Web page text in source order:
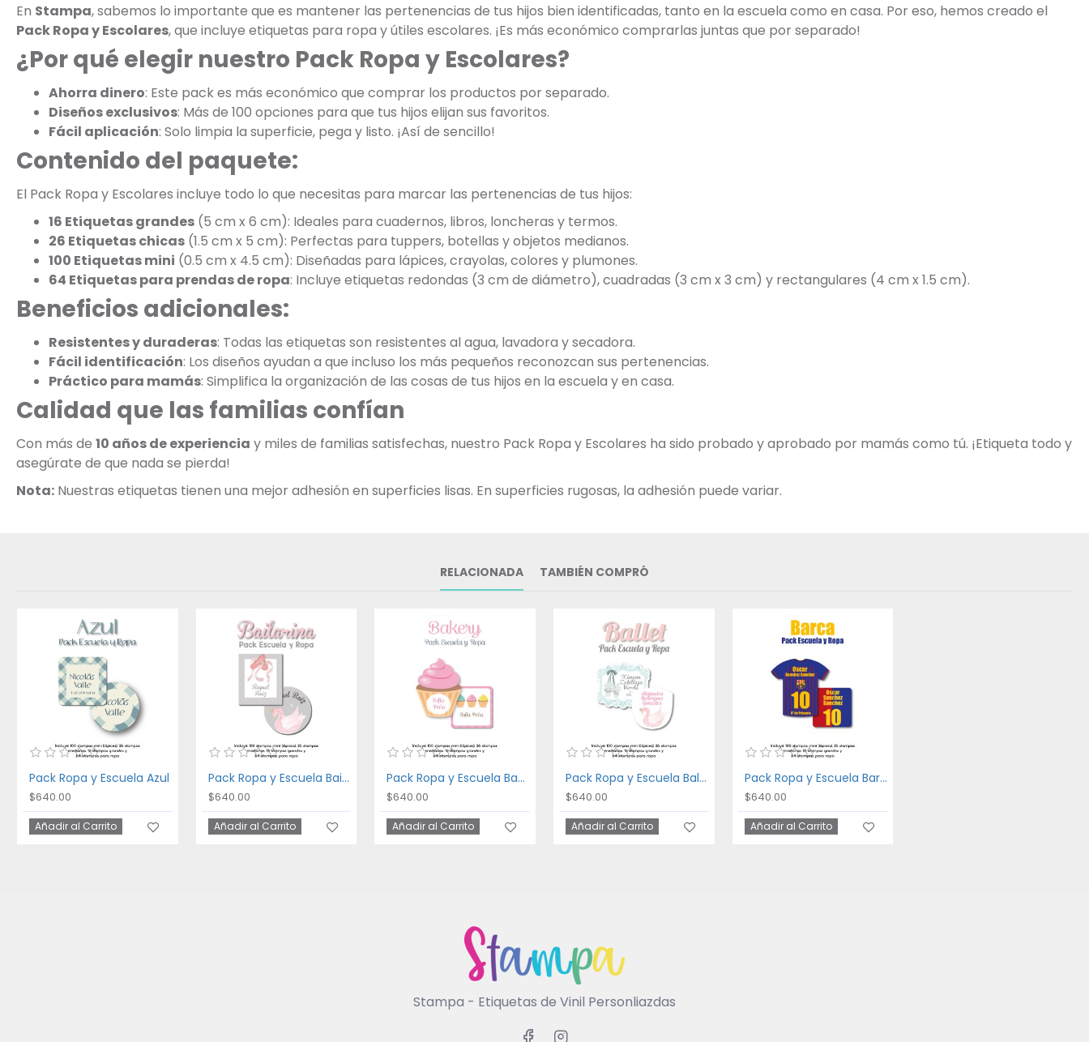
En Stampa, sabemos lo importante que es mantener las pertenencias de tus hijos bien identificadas, tanto en la escuela como en casa. Por eso, hemos creado el
Pack Ropa y Escolares, que incluye etiquetas para ropa y útiles escolares. ¡Es más económico comprarlas juntas que por separado!
¿Por qué elegir nuestro Pack Ropa y Escolares?
Ahorra dinero: Este pack es más económico que comprar los productos por separado.
Diseños exclusivos: Más de 100 opciones para que tus hijos elijan sus favoritos.
Fácil aplicación: Solo limpia la superficie, pega y listo. ¡Así de sencillo!
Contenido del paquete:
El Pack Ropa y Escolares incluye todo lo que necesitas para marcar las pertenencias de tus hijos:
16 Etiquetas grandes (5 cm x 6 cm): Ideales para cuadernos, libros, loncheras y termos.
26 Etiquetas chicas (1.5 cm x 5 cm): Perfectas para tuppers, botellas y objetos medianos.
100 Etiquetas mini (0.5 cm x 4.5 cm): Diseñadas para lápices, crayolas, colores y plumones.
64 Etiquetas para prendas de ropa: Incluye etiquetas redondas (3 cm de diámetro), cuadradas (3 cm x 3 cm) y rectangulares (4 cm x 1.5 cm).
Beneficios adicionales:
Resistentes y duraderas: Todas las etiquetas son resistentes al agua, lavadora y secadora.
Fácil identificación: Los diseños ayudan a que incluso los más pequeños reconozcan sus pertenencias.
Práctico para mamás: Simplifica la organización de las cosas de tus hijos en la escuela y en casa.
Calidad que las familias confían
Con más de 10 años de experiencia y miles de familias satisfechas, nuestro Pack Ropa y Escolares ha sido probado y aprobado por mamás como tú. ¡Etiqueta todo y
asegúrate de que nada se pierda!
Nota: Nuestras etiquetas tienen una mejor adhesión en superficies lisas. En superficies rugosas, la adhesión puede variar.
RELACIONADA TAMBIÉN COMPRÓ
Pack Ropa y Escuela Azul
$640.00
Añadir al Carrito
Pack Ropa y Escuela Bailarina
$640.00
Añadir al Carrito
Pack Ropa y Escuela Bakery
$640.00
Añadir al Carrito
Pack Ropa y Escuela Ballet
$640.00
Añadir al Carrito
Pack Ropa y Escuela Barca
$640.00
Añadir al Carrito
Stampa - Etiquetas de Vinil Personliazdas